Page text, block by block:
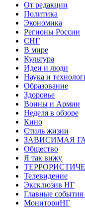
От редакции
Политика
Экономика
Регионы России
СНГ
В мире
Культура
Идеи и люди
Наука и
Образование
Здоровье
Воины и Армии
Неделя в обзоре
Кино
Стиль жизни
ЗАВИСИМАЯ
Общество
Я так вижу
Телевидение
Эксклюзив НГ
Главные
МониториНГ